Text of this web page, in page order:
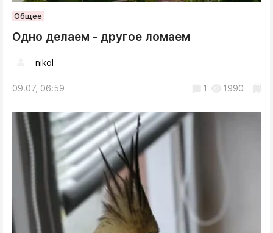
Общее
Одно делаем - другое ломаем
nikol
09.07, 06:59 1 1990